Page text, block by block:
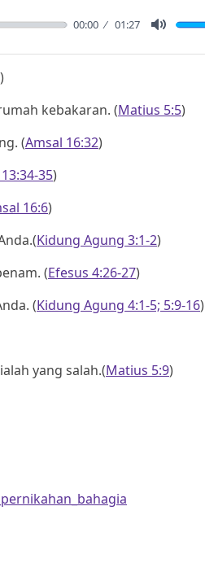
00:00 01:27
)
kebakaran. (Matius 5:5)
(Amsal 16:32)
35)
16:6)
Kidung Agung 3:1-2)
(Efesus 4:26-27)
(Kidung Agung 4:1-5; 5:9-16)
yang salah.(Matius 5:9)